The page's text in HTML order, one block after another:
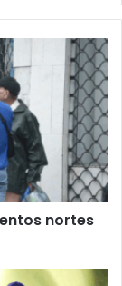
nortes